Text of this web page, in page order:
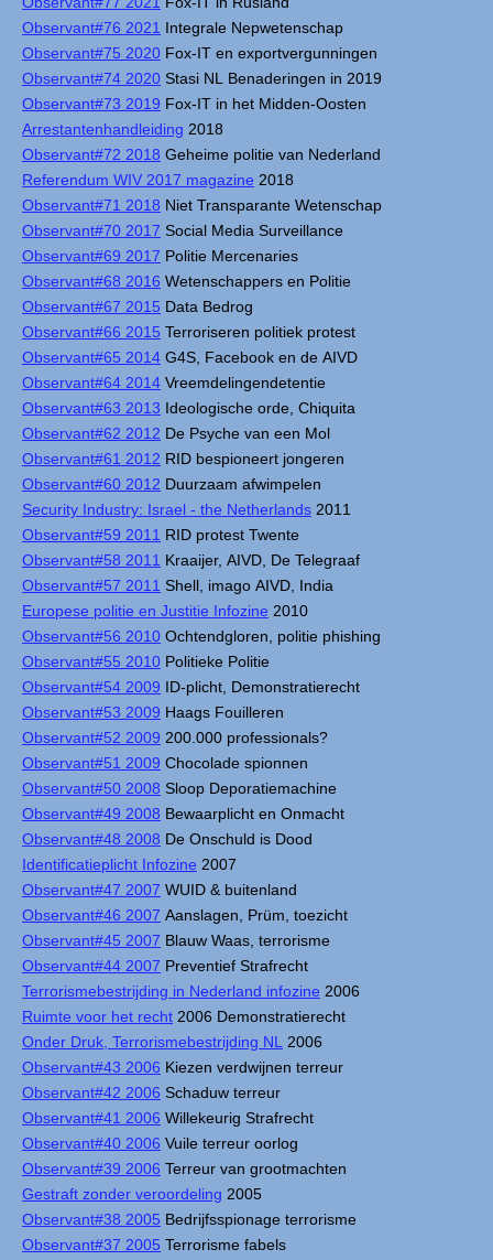
Observant#76 2021 Integrale Nepwetenschap
Observant#75 2020 Fox-IT en exportvergunningen
Observant#74 2020 Stasi NL Benaderingen in 2019
Observant#73 2019 Fox-IT in het Midden-Oosten
Arrestantenhandleiding 2018
Observant#72 2018 Geheime politie van Nederland
Referendum WIV 2017 magazine 2018
Observant#71 2018 Niet Transparante Wetenschap
Observant#70 2017 Social Media Surveillance
Observant#69 2017 Politie Mercenaries
Observant#68 2016 Wetenschappers en Politie
Observant#67 2015 Data Bedrog
Observant#66 2015 Terroriseren politiek protest
Observant#65 2014 G4S, Facebook en de AIVD
Observant#64 2014 Vreemdelingendetentie
Observant#63 2013 Ideologische orde, Chiquita
Observant#62 2012 De Psyche van een Mol
Observant#61 2012 RID bespioneert jongeren
Observant#60 2012 Duurzaam afwimpelen
Security Industry: Israel - the Netherlands 2011
Observant#59 2011 RID protest Twente
Observant#58 2011 Kraaijer, AIVD, De Telegraaf
Observant#57 2011 Shell, imago AIVD, India
Europese politie en Justitie Infozine 2010
Observant#56 2010 Ochtendgloren, politie phishing
Observant#55 2010 Politieke Politie
Observant#54 2009 ID-plicht, Demonstratierecht
Observant#53 2009 Haags Fouilleren
Observant#52 2009 200.000 professionals?
Observant#51 2009 Chocolade spionnen
Observant#50 2008 Sloop Deporatiemachine
Observant#49 2008 Bewaarplicht en Onmacht
Observant#48 2008 De Onschuld is Dood
Identificatieplicht Infozine 2007
Observant#47 2007 WUID & buitenland
Observant#46 2007 Aanslagen, Prüm, toezicht
Observant#45 2007 Blauw Waas, terrorisme
Observant#44 2007 Preventief Strafrecht
Terrorismebestrijding in Nederland infozine 2006
Ruimte voor het recht 2006 Demonstratierecht
Onder Druk, Terrorismebestrijding NL
2006
Observant#43 2006 Kiezen verdwijnen terreur
Observant#42 2006 Schaduw terreur
Observant#41 2006 Willekeurig Strafrecht
Observant#40 2006 Vuile terreur oorlog
Observant#39 2006 Terreur van grootmachten
Gestraft zonder veroordeling 2005
Observant#38 2005 Bedrijfsspionage terrorisme
Observant#37 2005 Terrorisme fabels